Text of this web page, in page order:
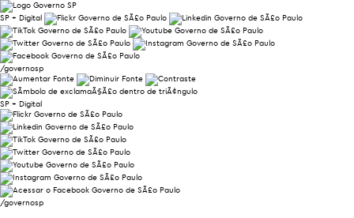
SP + Digital
/governosp
SP + Digital
/governosp